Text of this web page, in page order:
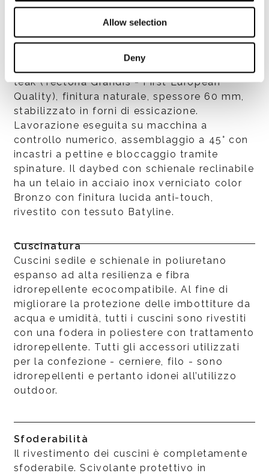
Allow selection
Deny
Bronzo con finitura lucida anti-touch. La
struttura in acciaio è rivestita da un filato di
polipropilene intrecciato, che forma un
nastro di mm 24x7. Il filato è disponibile nei
teak (Tectona Grandis - First European
Quality), finitura naturale, spessore 60 mm,
stabilizzato in forni di essicazione.
Lavorazione eseguita su macchina a
controllo numerico, assemblaggio a 45° con
incastri a pettine e bloccaggio tramite
spinature. Il daybed con schienale reclinabile
ha un telaio in acciaio inox verniciato color
Bronzo con finitura lucida anti-touch,
rivestito con tessuto Batyline.
Cuscinatura
Cuscini sedile e schienale in poliuretano
espanso ad alta resilienza e fibra
idrorepellente ecocompatibile. Al fine di
migliorare la protezione delle imbottiture da
acqua e umidità, tutti i cuscini sono rivestiti
con una fodera in poliestere con trattamento
idrorepellente. Tutti gli accessori utilizzati
per la confezione - cerniere, filo - sono
idrorepellenti e pertanto idonei all’utilizzo
outdoor.
Sfoderabilità
Il rivestimento dei cuscini è completamente
sfoderabile. Scivolante protettivo in